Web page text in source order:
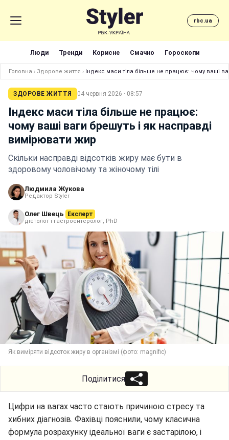
rbc.ua
Люди Тренди Корисне Смачно Гороскопи
Головна › Здорове життя › Індекс маси тіла більше не працює: чому ваші
ЗДОРОВЕ ЖИТТЯ 04 червня 2026 · 08:57
Індекс маси тіла більше не працює:
чому ваші ваги брешуть і як насправді
вимірювати жир
Cкільки насправді відсотків жиру має бути в
здоровому чоловічому та жіночому тілі
Людмила Жукова
Редактор Styler
Олег Швець Експерт
дієтолог і гастроентеролог, PhD
Як виміряти відсоток жиру в організмі (фото: magnific)
Поділитися
Цифри на вагах часто стають причиною стресу та
хибних діагнозів. Фахівці пояснили, чому класична
формула розрахунку ідеальної ваги є застарілою, і